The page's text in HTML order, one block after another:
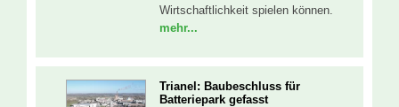
Wirtschaftlichkeit spielen können.
mehr...
Trianel: Baubeschluss für
Batteriepark gefasst